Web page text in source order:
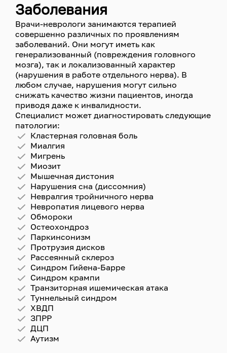
Заболевания
Врачи-неврологи занимаются терапией
совершенно различных по проявлениям
заболеваний. Они могут иметь как
генерализованный (повреждения головного
мозга), так и локализованный характер
(нарушения в работе отдельного нерва). В
любом случае, нарушения могут сильно
снижать качество жизни пациентов, иногда
приводя даже к инвалидности.
Специалист может диагностировать следующие
патологии:
Кластерная головная боль
Миалгия
Мигрень
Миозит
Мышечная дистония
Нарушения сна (диссомния)
Невралгия тройничного нерва
Невропатия лицевого нерва
Обмороки
Остеохондроз
Паркинсонизм
Протрузия дисков
Рассеянный склероз
Синдром Гийена-Барре
Синдром крампи
Транзиторная ишемическая атака
Туннельный синдром
ХВДП
ЗПРР
ДЦП
Аутизм